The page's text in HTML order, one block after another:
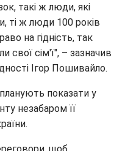
такі ж люди, які
ті ж люди 100 років
на гідність, так
свої сім'ї", – зазначив
Ігор Пошивайло.
показати у
незабаром її